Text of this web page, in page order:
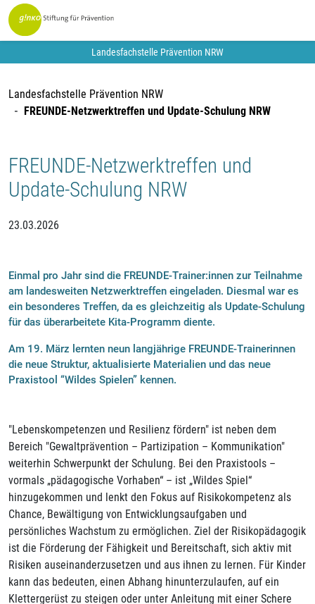
Landesfachstelle Prävention NRW
Landesfachstelle Prävention NRW
FREUNDE-Netzwerktreffen und Update-Schulung NRW
FREUNDE-Netzwerktreffen und
Update-Schulung NRW
23.03.2026
Einmal pro Jahr sind die FREUNDE-Trainer:innen zur Teilnahme
am landesweiten Netzwerktreffen eingeladen. Diesmal war es
ein besonderes Treffen, da es gleichzeitig als Update-Schulung
für das überarbeitete Kita-Programm diente.
Am 19. März lernten neun langjährige FREUNDE-Trainerinnen
die neue Struktur, aktualisierte Materialien und das neue
Praxistool “Wildes Spielen” kennen.
"Lebenskompetenzen und Resilienz fördern" ist neben dem
Bereich "Gewaltprävention – Partizipation – Kommunikation"
weiterhin Schwerpunkt der Schulung. Bei den Praxistools –
vormals „pädagogische Vorhaben“ – ist „Wildes Spiel“
hinzugekommen und lenkt den Fokus auf Risikokompetenz als
Chance, Bewältigung von Entwicklungsaufgaben und
persönliches Wachstum zu ermöglichen. Ziel der Risikopädagogik
ist die Förderung der Fähigkeit und Bereitschaft, sich aktiv mit
Risiken auseinanderzusetzen und aus ihnen zu lernen. Für Kinder
kann das bedeuten, einen Abhang hinunterzulaufen, auf ein
Klettergerüst zu steigen oder unter Anleitung mit einer Schere